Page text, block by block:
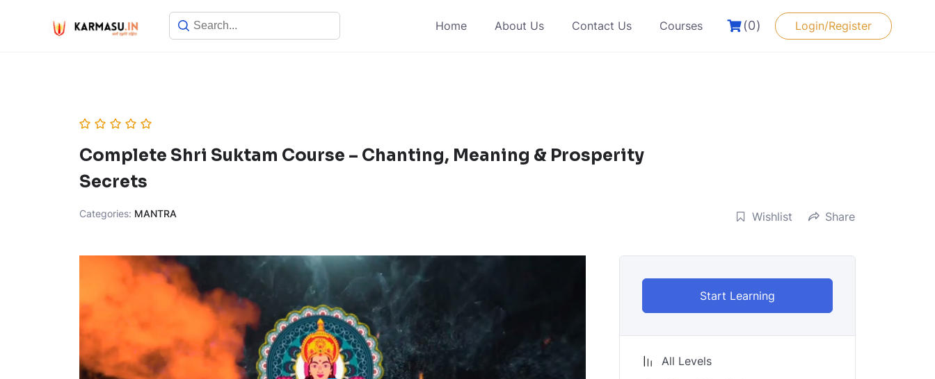
Home About Us Contact Us Courses (0) Login/Register
Complete Shri Suktam Course – Chanting, Meaning & Prosperity
Secrets
Categories: MANTRA Wishlist Share
Start Learning
All Levels